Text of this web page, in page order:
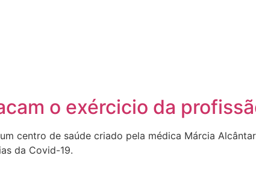
o exércicio da
centro de saúde criado pela médica Márcia
da Covid-19.